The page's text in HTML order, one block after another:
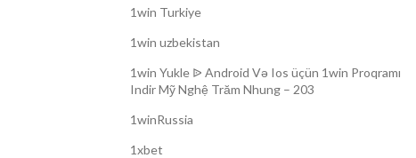
1win Turkiye
1win uzbekistan
1win Yukle ᐉ Android Və Ios üçün 1win Proqramı
Indir Mỹ Nghệ Trăm Nhung – 203
1winRussia
1xbet